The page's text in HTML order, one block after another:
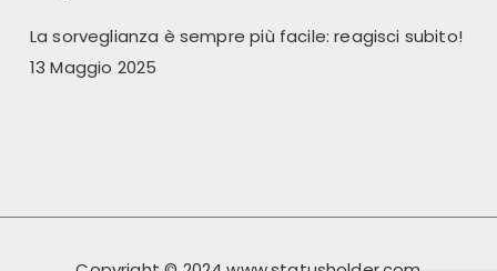
La sorveglianza è sempre più facile: reagisci subito!
13 Maggio 2025